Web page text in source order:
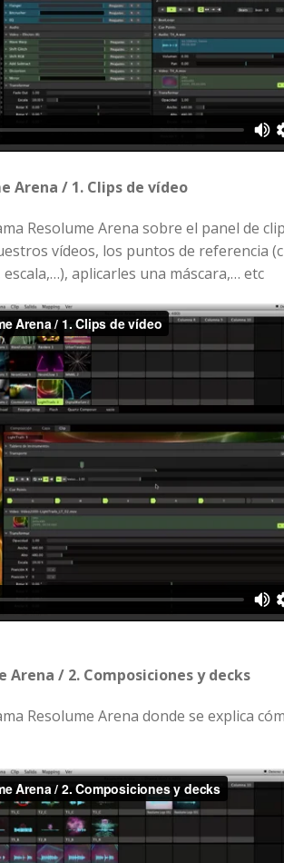
Arena / 1. Clips de vídeo
Resolume Arena sobre el panel de
vídeos, los puntos de referencia
aplicarles una máscara,… etc
Arena / 2. Composiciones y decks
Resolume Arena donde se explica